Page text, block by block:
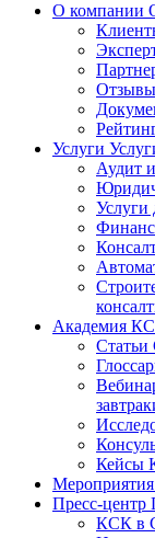
О компании
Отзывы
Услуги
Аудит
Услуги
Академия
Статьи
Кейсы
Мероприятия
Пресс-центр
КСК в